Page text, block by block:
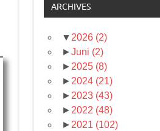
ARCHIVES
▼ 2026 (2)
►Juni (2)
► 2025 (8)
► 2024 (21)
► 2023 (43)
► 2022 (48)
► 2021 (102)